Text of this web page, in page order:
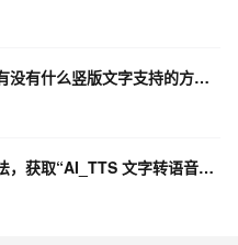
智能媒体服务编辑器中或者接口中有没有什么竖版文字支持的方式啊？
智能媒体服务有没有接口或什么方法，获取“AI_TTS 文字转语音”某段文字的转语音的时长记录？